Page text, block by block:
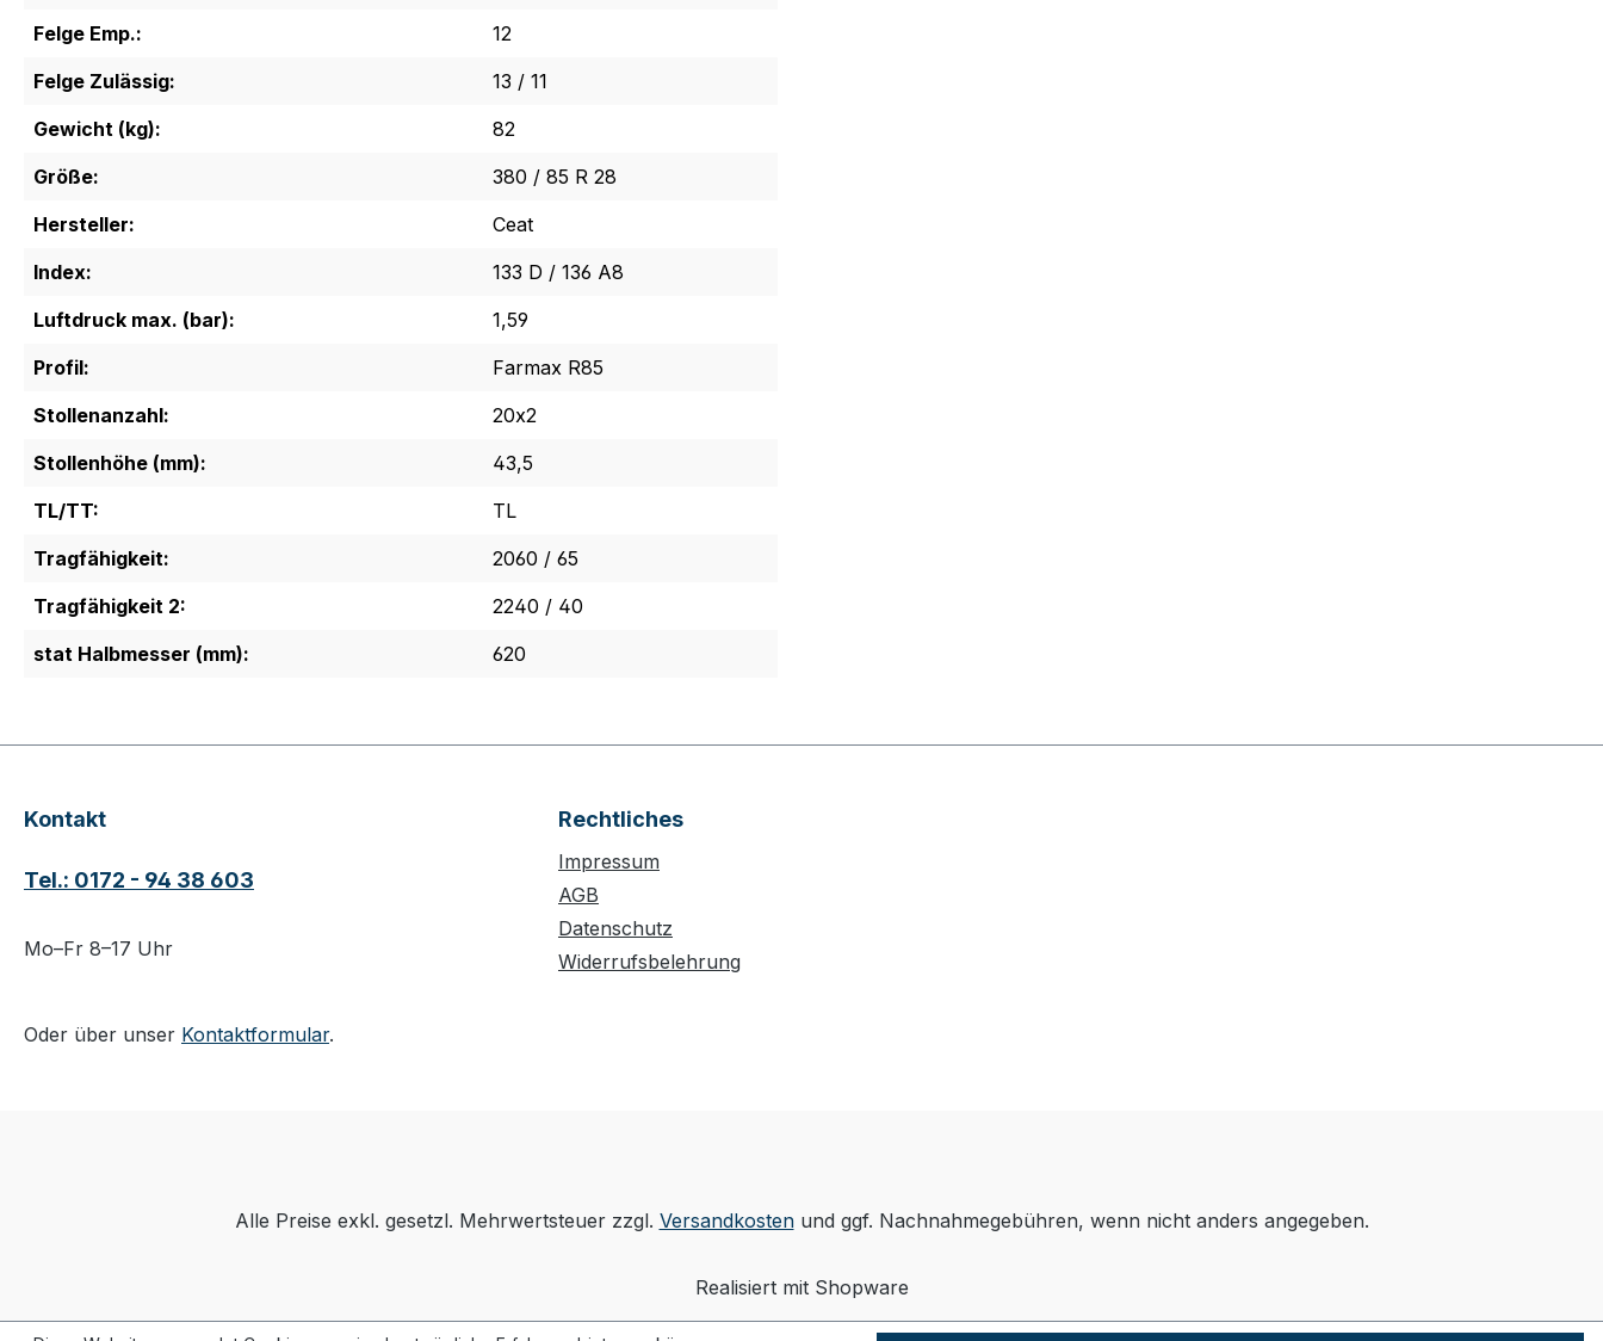
Felge Emp.:
12
Felge Zulässig:
13 / 11
Gewicht (kg):
82
Größe:
380 / 85 R 28
Hersteller:
Ceat
Index:
133 D / 136 A8
Luftdruck max. (bar):
1,59
Profil:
Farmax R85
Stollenanzahl:
20x2
Stollenhöhe (mm):
43,5
TL/TT:
TL
Tragfähigkeit:
2060 / 65
Tragfähigkeit 2:
2240 / 40
stat Halbmesser (mm):
620
Kontakt
Tel.: 0172 - 94 38 603
Mo–Fr 8–17 Uhr
Oder über unser Kontaktformular.
Rechtliches
Impressum
AGB
Datenschutz
Widerrufsbelehrung
Alle Preise exkl. gesetzl. Mehrwertsteuer zzgl. Versandkostenund ggf. Nachnahmegebühren, wenn nicht anders angegeben.
Realisiert mit Shopware